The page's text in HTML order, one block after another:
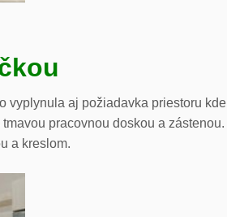
vyplynula aj požiadavka priestoru kde
pracovnou doskou a zástenou.
a kreslom.